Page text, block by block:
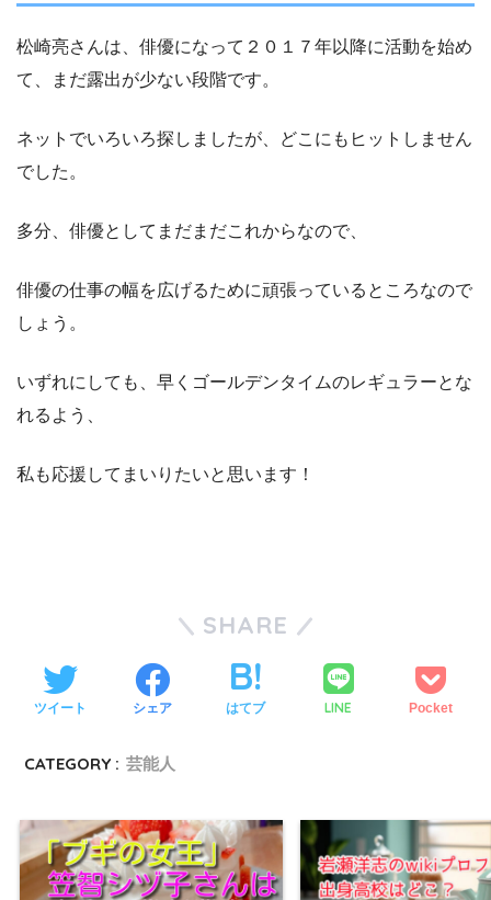
松崎亮さんは、俳優になって２０１７年以降に活動を始め
て、まだ露出が少ない段階です。
ネットでいろいろ探しましたが、どこにもヒットしません
でした。
多分、俳優としてまだまだこれからなので、
俳優の仕事の幅を広げるために頑張っているところなので
しょう。
いずれにしても、早くゴールデンタイムのレギュラーとな
れるよう、
私も応援してまいりたいと思います！
SHARE
ツイート シェア はてブ LINE Pocket
CATEGORY : 芸能人